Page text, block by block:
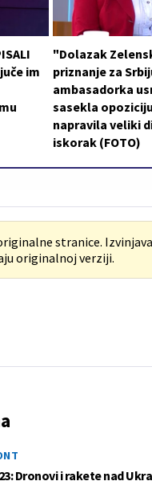
im
"Dolazak
priznanje za
ambasadorka
sasekla
napravila veliki
iskorak (FOTO)
stranice.
originalnoj verziji.
Dronovi i rakete nad